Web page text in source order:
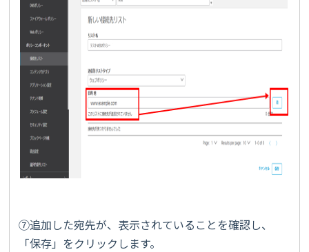
⑦追加した宛先が、表示されていることを確認し、
「保存」をクリックします。